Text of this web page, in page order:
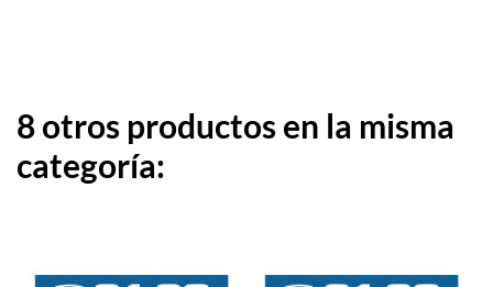
8 otros productos en la misma
categoría: